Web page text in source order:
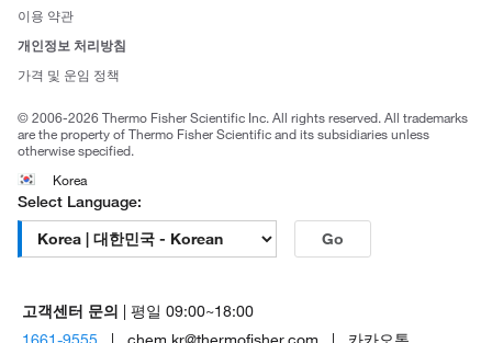
사회적 책임
브랜드
이용 약관
개인정보 처리방침
가격 및 운임 정책
© 2006-2026 Thermo Fisher Scientific Inc. All rights reserved. All trademarks
are the property of Thermo Fisher Scientific and its subsidiaries unless
otherwise specified.
Korea
Select Language:
Go
고객센터 문의
| 평일 09:00~18:00